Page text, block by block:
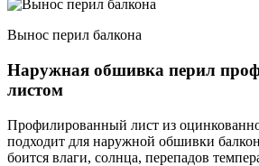
Вынос перил балкона
Наружная обшивка перил
листом
Профилированный лист из
подходит для наружной обшивки
боится влаги, солнца, перепадов